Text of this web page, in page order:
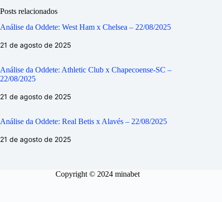
Posts relacionados
Análise da Oddete: West Ham x Chelsea – 22/08/2025
21 de agosto de 2025
Análise da Oddete: Athletic Club x Chapecoense-SC –
22/08/2025
21 de agosto de 2025
Análise da Oddete: Real Betis x Alavés – 22/08/2025
21 de agosto de 2025
Copyright © 2024 minabet